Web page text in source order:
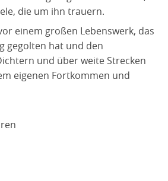
die um ihn trauern.
einem großen Lebenswerk, das
gegolten hat und den
und über weite Strecken
eigenen Fortkommen und